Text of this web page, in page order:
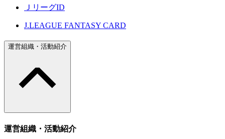
ＪリーグID
J.LEAGUE FANTASY CARD
運営組織・活動紹介
運営組織・活動紹介